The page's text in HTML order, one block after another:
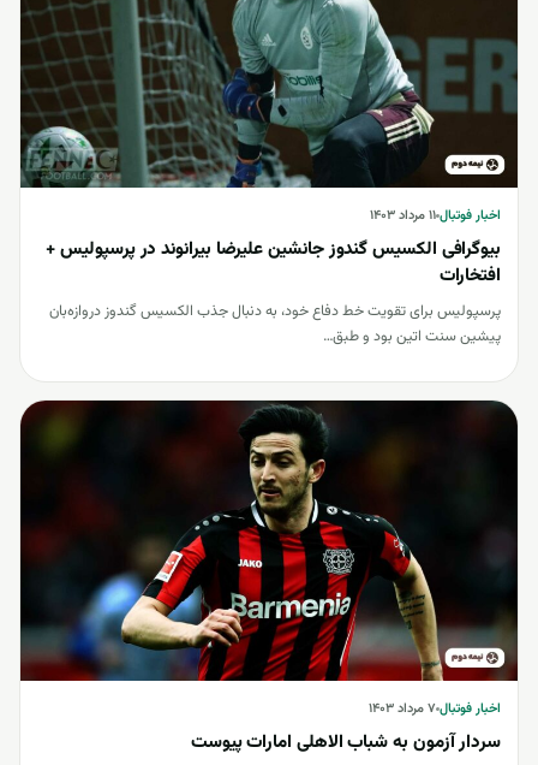
اخبار فوتبال۱۱ مرداد ۱۴۰۳
بیوگرافی الکسیس گندوز جانشین علیرضا بیرانوند در پرسپولیس +
افتخارات
پرسپولیس برای تقویت خط دفاع خود، به دنبال جذب الکسیس گندوز دروازه‌بان
پیشین سنت اتین بود و طبق…
اخبار فوتبال۷ مرداد ۱۴۰۳
سردار آزمون به شباب الاهلی امارات پیوست